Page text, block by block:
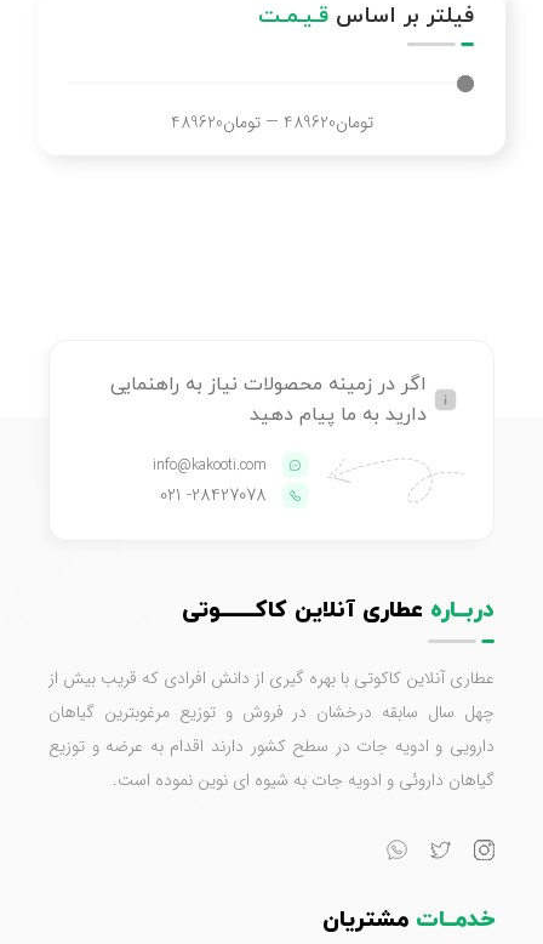
فیلتر بر اساس قـیـمـت
تومان489620
—تومان489620
اگر در زمینه محصولات نیاز به راهنمایی
دارید به ما پیام دهید
info@kakooti.com
28427078
- 021
دربــاره عطاری آنلاین کاکـــــــوتی
عطاری آنلاین کاکوتی با بهره گیری از دانش افرادی که قریب بیش از
چهل سال سابقه درخشان در فروش و توزیع مرغوبترین گیاهان
دارویی و ادویه جات در سطح کشور دارند اقدام به عرضه و توزیع
گیاهان داروئی و ادویه جات به شیوه ای نوین نموده است.
خدمــات مشتریان